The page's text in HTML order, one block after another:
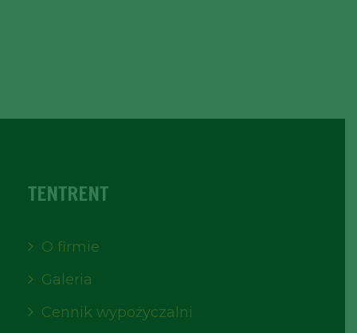
TENTRENT
O firmie
Galeria
Cennik wypożyczalni